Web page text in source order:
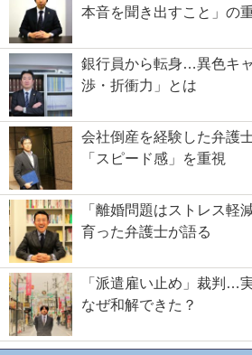
本音を聞き出すこと」の
銀行員から転身…異色キ
渉・折衝力」とは
会社倒産を経験した弁護
「スピード感」を重視
「離婚問題はストレス軽
育った弁護士が語る
「派遣雇い止め」裁判…
なぜ和解できた？